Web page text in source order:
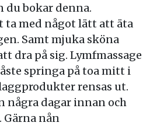
du bokar denna.
ta med något lätt att äta
Samt mjuka sköna
dra på sig. Lymfmassage
springa på toa mitt i
rensas ut.
några dagar innan och
nån